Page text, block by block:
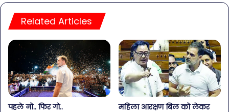
Related Articles
पहले नो.. फिर गो..
महिला आरक्षण बिल को लेकर